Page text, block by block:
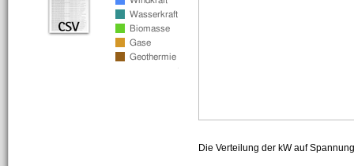
Die Verteilung der kW auf